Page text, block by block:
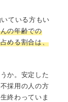
ている方もい
の年齢での
める割合は、
か。安定した
採用の人の方
終わっていま